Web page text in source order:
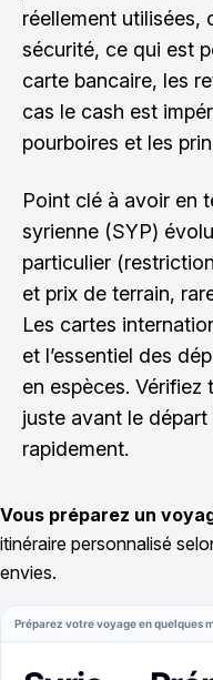
réellement utilisées,
sécurité, ce qui est
carte bancaire, les
cas le cash est
pourboires et les
Point clé à avoir en
syrienne (SYP)
particulier
et prix de terrain,
Les cartes
et l’essentiel des
en espèces.
juste avant le
rapidement.
Vous préparez un
itinéraire personnalisé
envies.